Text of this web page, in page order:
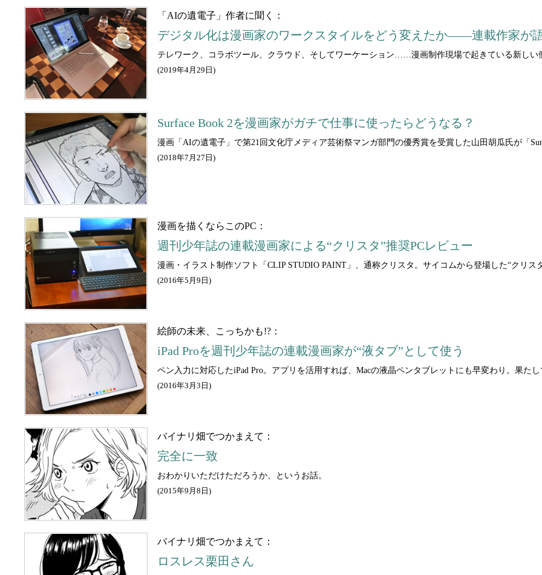
「AIの遺電子」作者に聞く：
デジタル化は漫画家のワークスタイルをどう変えたか――連載作家が
テレワーク、コラボツール、クラウド、そしてワーケーション……漫画制作現場で起きている新しい
(2019年4月29日 )
Surface Book 2を漫画家がガチで仕事に使ったらどうなる？
漫画「AIの遺電子」で第21回文化庁メディア芸術祭マンガ部門の優秀賞を受賞した山田胡瓜氏が「
(2018年7月27日 )
漫画を描くならこのPC：
週刊少年誌の連載漫画家による“クリスタ”推奨PCレビュー
漫画・イラスト制作ソフト「CLIP STUDIO PAINT」、通称クリスタ。サイコムから登場した“クリス
(2016年5月9日 )
絵師の未来、こっちかも!?：
iPad Proを週刊少年誌の連載漫画家が“液タブ”として使う
ペン入力に対応したiPad Pro。アプリを活用すれば、Macの液晶ペンタブレットにも早変わり。果
(2016年3月3日 )
バイナリ畑でつかまえて：
完全に一致
おわかりいただけただろうか、というお話。
(2015年9月8日 )
バイナリ畑でつかまえて：
ロスレス栗田さん